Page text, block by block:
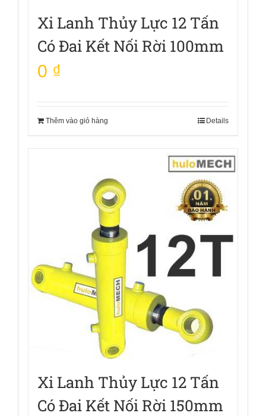
Xi Lanh Thủy Lực 12 Tấn
Có Đai Kết Nối Rời 100mm
0 ₫
Thêm vào giỏ hàng Details
Xi Lanh Thủy Lực 12 Tấn
Có Đai Kết Nối Rời 150mm